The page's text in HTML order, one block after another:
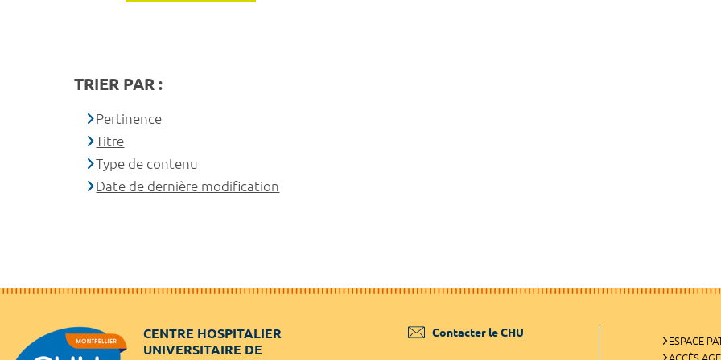
TRIER PAR :
Pertinence
Titre
Type de contenu
Date de dernière modification
CENTRE HOSPITALIER
UNIVERSITAIRE DE
Contacter le CHU
ESPACE
ACCÈS